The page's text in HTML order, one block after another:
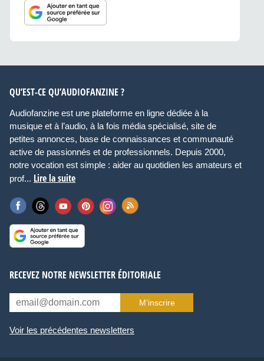
QU’EST-CE QU’AUDIOFANZINE ?
Audiofanzine est une plateforme en ligne dédiée à la
musique et à l’audio, à la fois média spécialisé, site de
petites annonces, base de connaissances et communauté
active de passionnés et de professionnels. Depuis 2000,
notre vocation est simple : aider au quotidien les amateurs et
prof... Lire la suite
RECEVEZ NOTRE NEWSLETTER ÉDITORIALE
M’inscrire
Voir les précédentes newsletters